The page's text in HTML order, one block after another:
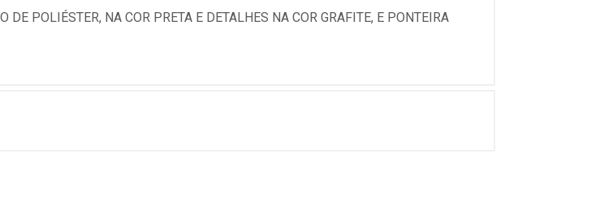
POLIÉSTER, NA COR PRETA E DETALHES NA COR GRAFITE, E PONTEIRA